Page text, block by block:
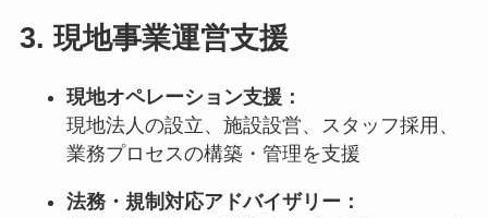
3.現地事業運営支援
現地オペレーション支援：
現地法人の設立、施設設営、スタッフ採用、
業務プロセスの構築・管理を支援
法務・規制対応アドバイザリー：